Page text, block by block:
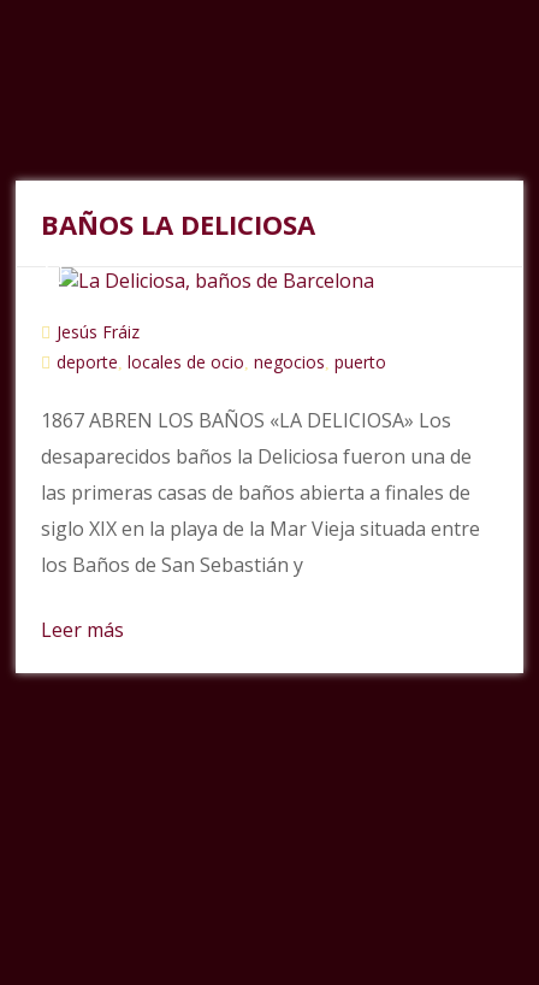
BAÑOS LA DELICIOSA
Jesús Fráiz
deporte, locales de ocio,negocios,puerto
1867 ABREN LOS BAÑOS «LA DELICIOSA» Los
desaparecidos baños la Deliciosa fueron una de
las primeras casas de baños abierta a finales de
siglo XIX en la playa de la Mar Vieja situada entre
los Baños de San Sebastián y
Leer más